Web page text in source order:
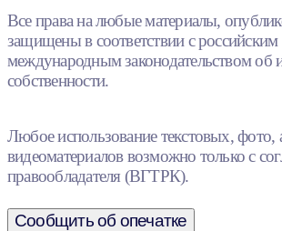
Все права на любые материалы,
защищены в соответствии с российским
международным законодательством об
собственности.
Любое использование текстовых, фото,
видеоматериалов возможно только с
правообладателя (ВГТРК).
Сообщить об опечатке